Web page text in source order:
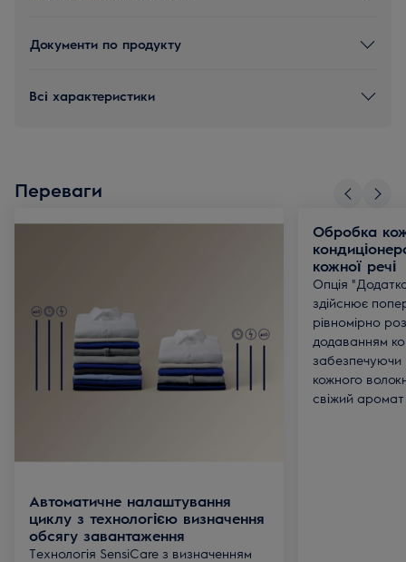
Документи по продукту
Всі характеристики
Переваги
Автоматичне налаштування
циклу з технологією визначення
обсягу завантаження
Технологія SensiCare з визначенням
Обробка
кожної речі
Опція
здійснює
рівномірно
додаванням
кожного
свіжий